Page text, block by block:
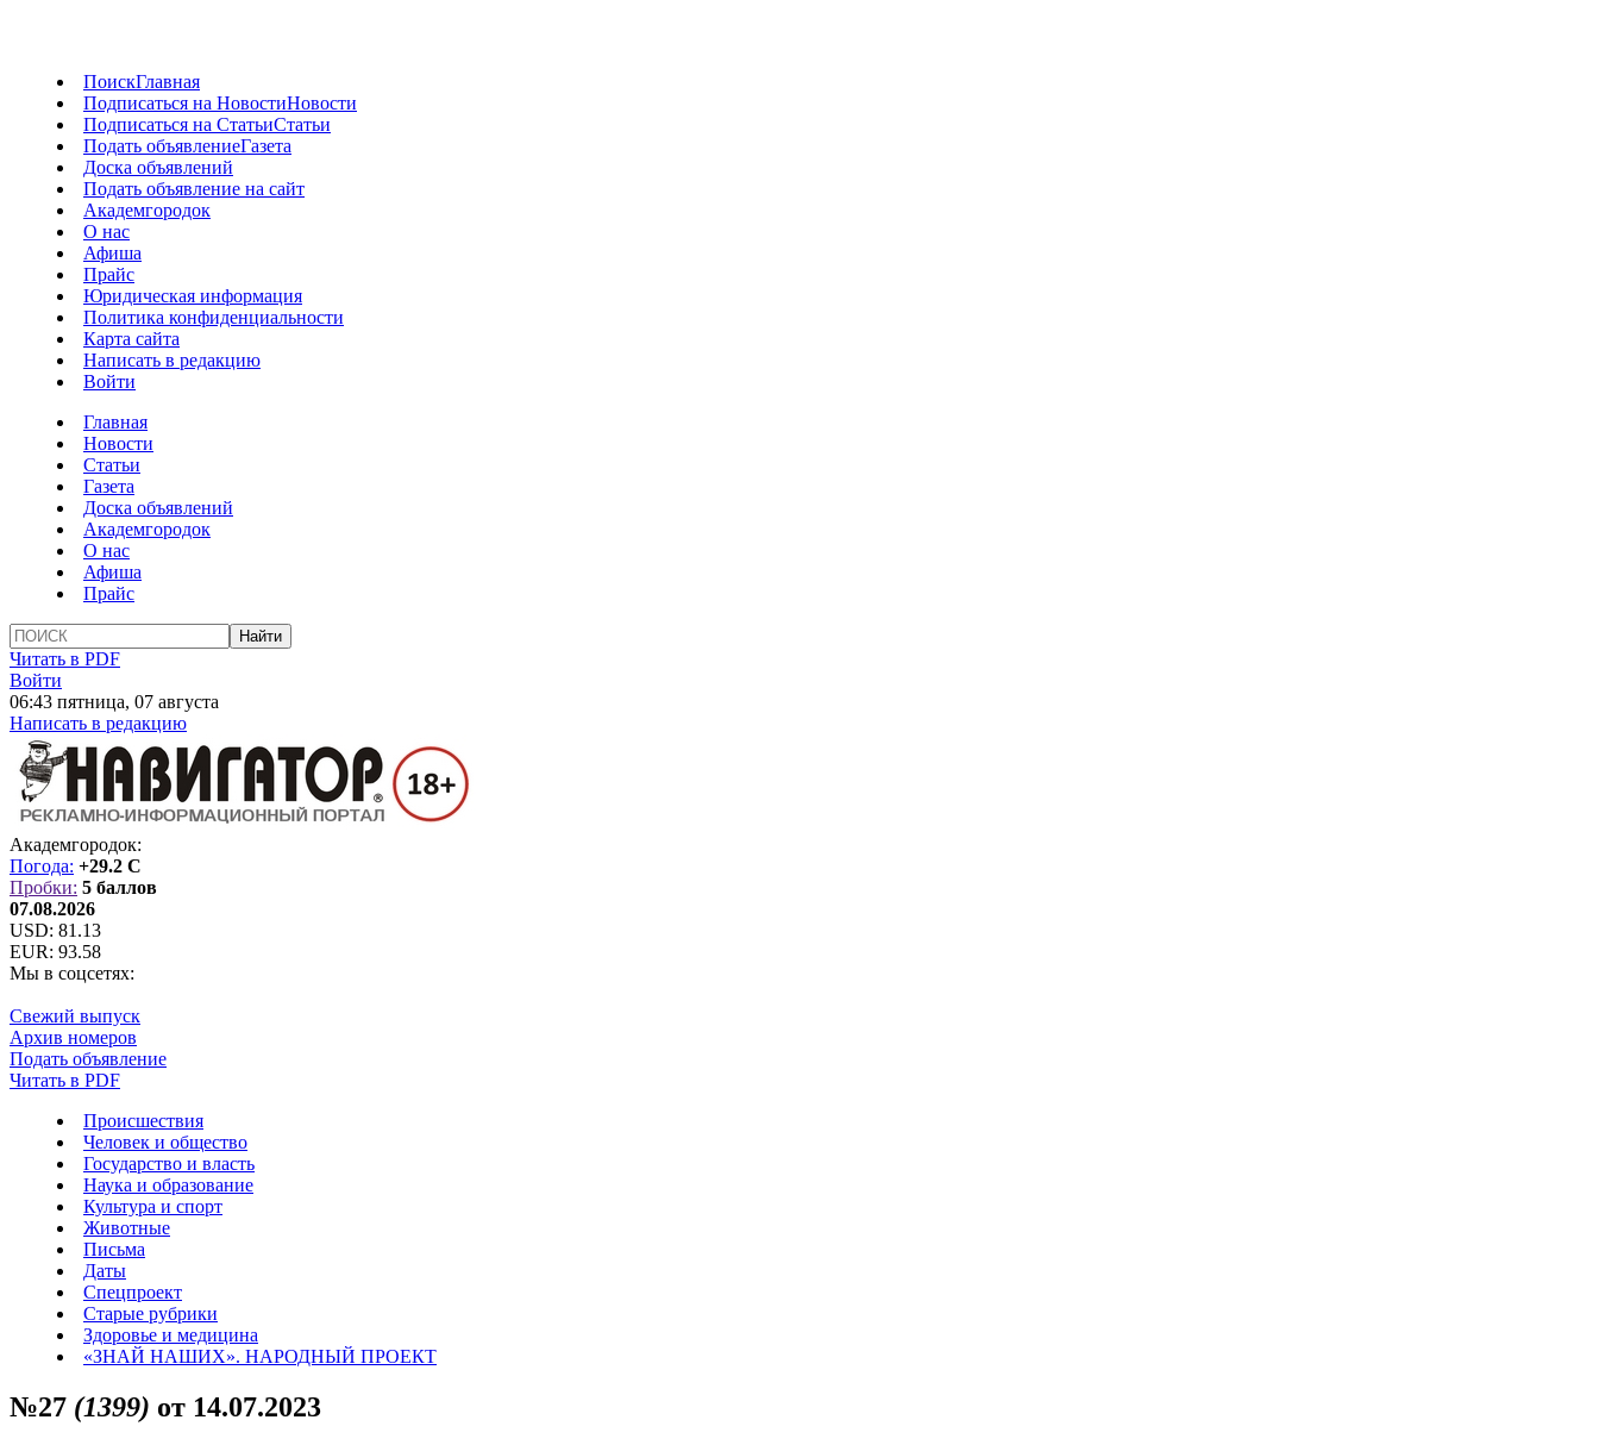
ПоискГлавная
Подписаться на НовостиНовости
Подписаться на СтатьиСтатьи
Подать объявлениеГазета
Доска объявлений
Подать объявление на сайт
Академгородок
О нас
Афиша
Прайс
Юридическая информация
Политика конфиденциальности
Карта сайта
Написать в редакцию
Войти
Главная
Новости
Статьи
Газета
Доска объявлений
Академгородок
О нас
Афиша
Прайс
Читать в PDF
Войти
06:43 пятница, 07 августа
Написать в редакцию
Академгородок:
Погода: +29.2 C
Пробки: 5 баллов
07.08.2026
USD: 81.13
EUR: 93.58
Мы в соцсетях:
Свежий выпуск
Архив номеров
Подать объявление
Читать в PDF
Происшествия
Человек и общество
Государство и власть
Наука и образование
Культура и спорт
Животные
Письма
Даты
Спецпроект
Старые рубрики
Здоровье и медицина
«ЗНАЙ НАШИХ». НАРОДНЫЙ ПРОЕКТ
№27 (1399) от 14.07.2023